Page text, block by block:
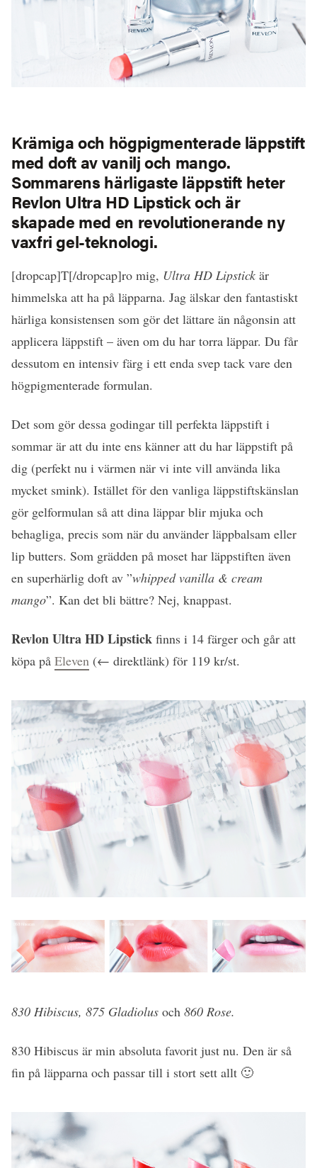
Krämiga och högpigmenterade läppstift
med doft av vanilj och mango.
Sommarens härligaste läppstift heter
Revlon Ultra HD Lipstickoch är
skapade med en revolutionerande ny
vaxfri gel-teknologi.
[dropcap]T[/dropcap]ro mig, Ultra HD Lipstick är
himmelska att ha på läpparna. Jag älskar den fantastiskt
härliga konsistensen som gör det lättare än någonsin att
applicera läppstift – även om du har torra läppar. Du får
dessutom en intensiv färg i ett enda svep tack vare den
högpigmenterade formulan.
Det som gör dessa godingar till perfekta läppstift i
sommar är att du inte ens känner att du har läppstift på
dig (perfekt nu i värmen när vi inte vill använda lika
mycket smink). Istället för den vanliga läppstiftskänslan
gör gelformulan så att dina läppar blir mjuka och
behagliga, precis som när du använder läppbalsam eller
lip butters. Som grädden på moset har läppstiften även
en superhärlig doft av ”whipped vanilla & cream
mango”. Kan det bli bättre? Nej, knappast.
Revlon Ultra HD Lipstick finns i 14 färger och går att
köpa på Eleven (← direktlänk) för 119 kr/st.
830 Hibiscus, 875 Gladiolus och 860 Rose.
830 Hibiscus är min absoluta favorit just nu. Den är så
fin på läpparna och passar till i stort sett allt 🙂